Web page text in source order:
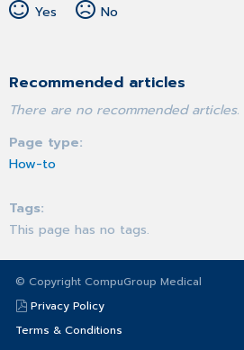
Yes
No
Recommended articles
There are no recommended articles.
Page type
How-to
Tags
This page has no tags.
© Copyright CompuGroup Medical
Privacy Policy
Terms & Conditions